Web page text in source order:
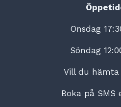
Onsdag
Söndag
Vill du hämta
Boka på SMS